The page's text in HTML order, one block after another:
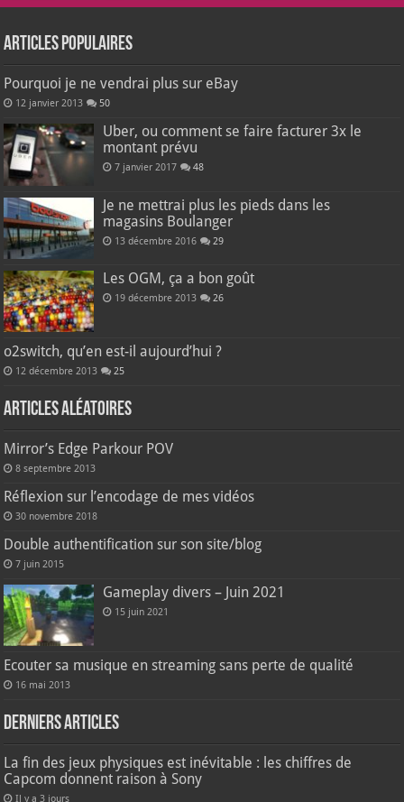
Articles populaires
Pourquoi je ne vendrai plus sur eBay
12 janvier 2013 50
Uber, ou comment se faire facturer 3x le
montant prévu
7 janvier 2017 48
Je ne mettrai plus les pieds dans les
magasins Boulanger
13 décembre 2016 29
Les OGM, ça a bon goût
19 décembre 2013 26
o2switch, qu’en est-il aujourd’hui ?
12 décembre 2013 25
Articles aléatoires
Mirror’s Edge Parkour POV
8 septembre 2013
Réflexion sur l’encodage de mes vidéos
30 novembre 2018
Double authentification sur son site/blog
7 juin 2015
Gameplay divers – Juin 2021
15 juin 2021
Ecouter sa musique en streaming sans perte de qualité
16 mai 2013
Derniers articles
La fin des jeux physiques est inévitable : les chiffres de
Capcom donnent raison à Sony
Il y a 3 jours